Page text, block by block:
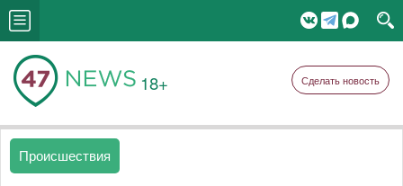
18+ Сделать новость
Происшествия